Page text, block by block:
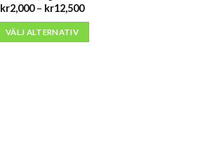
kr2,000 – kr12,500Prisintervall:
VÄLJ ALTERNATIV